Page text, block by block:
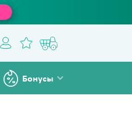
Бонусы